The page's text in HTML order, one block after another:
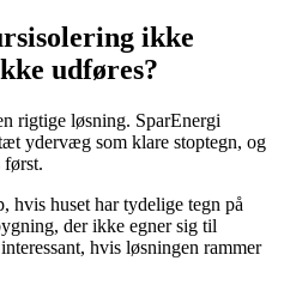
ikke
udføres?
rigtige løsning. SparEnergi
ydervæg som klare stoptegn, og
først.
hvis huset har tydelige tegn på
der ikke egner sig til
hvis løsningen rammer